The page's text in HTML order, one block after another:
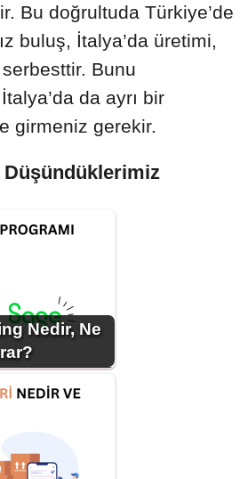
Bu doğrultuda Türkiye’de
buluş, İtalya’da üretimi,
serbesttir. Bunu
da ayrı bir
girmeniz gerekir.
Nedir, Ne